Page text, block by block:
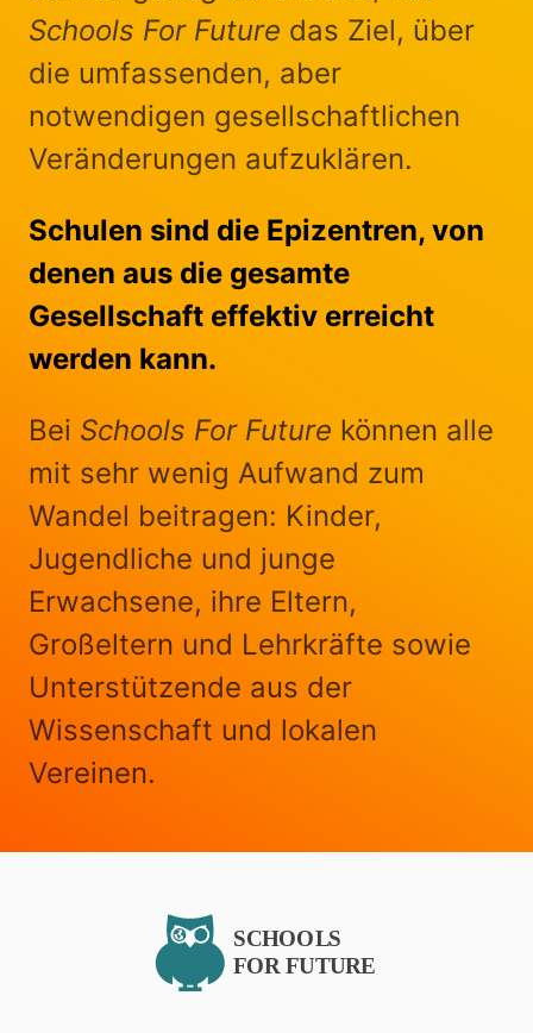
Schools For Future das Ziel, über
die umfassenden, aber
notwendigen gesellschaftlichen
Veränderungen aufzuklären.
Schulen sind die Epizentren, von
denen aus die gesamte
Gesellschaft effektiv erreicht
werden kann.
Bei Schools For Future können alle
mit sehr wenig Aufwand zum
Wandel beitragen: Kinder,
Jugendliche und junge
Erwachsene, ihre Eltern,
Großeltern und Lehrkräfte sowie
Unterstützende aus der
Wissenschaft und lokalen
Vereinen.